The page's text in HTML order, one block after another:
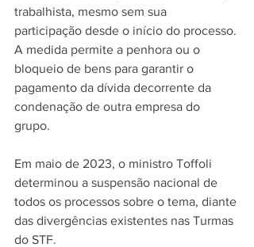
trabalhista, mesmo sem sua
participação desde o início do processo.
A medida permite a penhora ou o
bloqueio de bens para garantir o
pagamento da dívida decorrente da
condenação de outra empresa do
grupo.
Em maio de 2023, o ministro Toffoli
determinou a suspensão nacional de
todos os processos sobre o tema, diante
das divergências existentes nas Turmas
do STF.